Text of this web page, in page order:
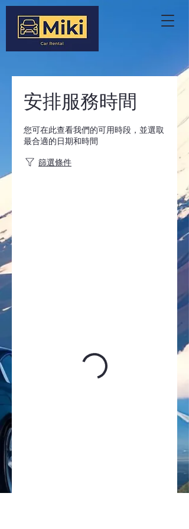
安排服務時間
您可在此查看我們的可用時段，並選取
最合適的日期和時間
篩選條件